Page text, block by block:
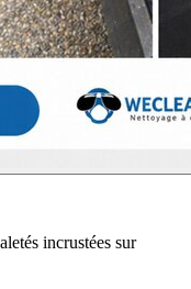
incrustées sur